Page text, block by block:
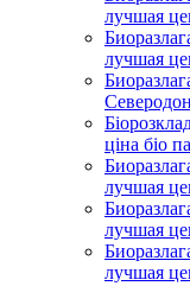
лучшая
лучшая
ціна біо
лучшая
лучшая
лучшая